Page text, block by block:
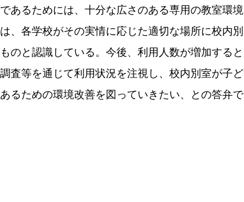
あるためには、十分な広さのある専用の教室環境
、各学校がその実情に応じた適切な場所に校内別
のと認識している。今後、利用人数が増加すると
査等を通じて利用状況を注視し、校内別室が子ど
るための環境改善を図っていきたい、との答弁で